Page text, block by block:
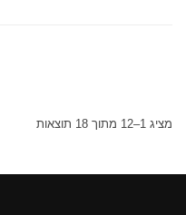
מציג 1–12 מתוך 18 תוצאות